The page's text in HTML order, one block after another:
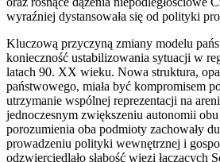
wyraźniej dystansowała się od polityki
Kluczową przyczyną zmiany modelu
konieczność ustabilizowania sytuacji w
latach 90. XX wieku. Nowa struktura,
państwowego, miała być kompromisem
utrzymanie wspólnej reprezentacji na
jednoczesnym zwiększeniu autonomii
porozumienia oba podmioty zachowały
prowadzeniu polityki wewnętrznej i
odzwierciedlało słabość więzi łączących